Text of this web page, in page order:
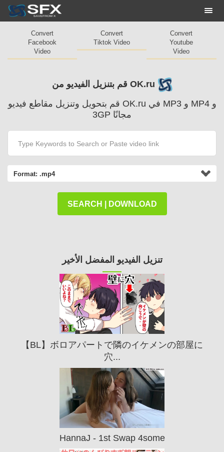
Convert
Facebook
Video
Convert
Tiktok Video
Convert
Youtube
Video
قم بتنزيل الفيديو من OK.ru
قم بتحويل وتنزيل مقاطع فيديو OK.ru في MP3 و MP4 و
3GP مجانًا
Format: .mp4
SEARCH | DOWNLOAD
تنزيل الفيديو المفضل الأخير
【BL】ボロアパートで隣のイケメンの部屋に
穴...
HannaJ - 1st Swap 4some